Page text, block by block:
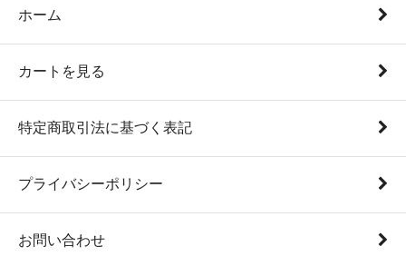
ホーム
カートを見る
特定商取引法に基づく表記
プライバシーポリシー
お問い合わせ